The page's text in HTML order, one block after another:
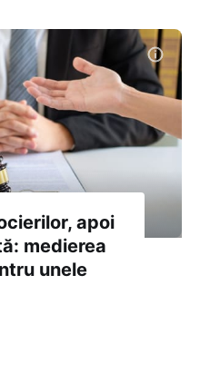
apoi
medierea
unele